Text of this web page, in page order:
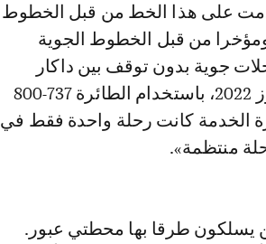
على هذا الخط من قبل الخطوط
الغابونية لفترة قصيرة في عام 2006، ومؤخرا من قبل الخطوط الجوية
جوية بدون توقف بين داكار
وليبرفيل في الفترة من فبراير إلى نهاية يوليوز 2022، باستخدام الطائرة 737-800
الخدمة كانت رحلة واحدة فقط في
منتظمة».
يسلكون طرقا بها محطتي عبور.